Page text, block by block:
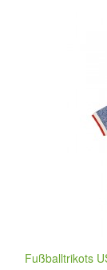
Fußballtrikots